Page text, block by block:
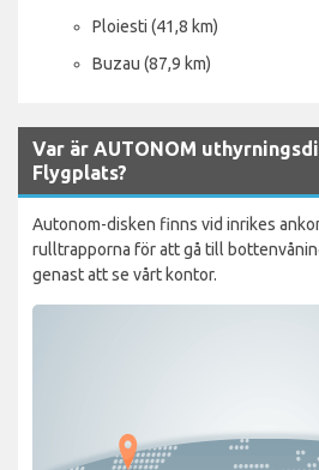
Ploiesti (41,8 km)
Buzau (87,9 km)
Var är AUTONOM
Flygplats?
Autonom-disken finns vid inrikes
rulltrapporna för att gå till
genast att se vårt kontor.